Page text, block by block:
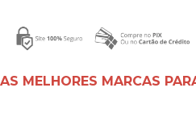
AS MELHORES MARCAS